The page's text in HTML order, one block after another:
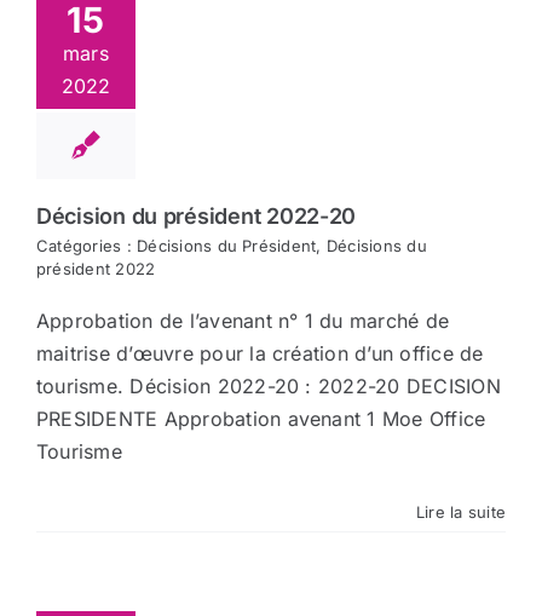
15
mars
2022
Décision du président 2022-20
Catégories : Décisions du Président, Décisions du
président 2022
Approbation de l’avenant n° 1 du marché de
maitrise d’œuvre pour la création d’un office de
tourisme. Décision 2022-20 : 2022-20 DECISION
PRESIDENTE Approbation avenant 1 Moe Office
Tourisme
Lire la suite